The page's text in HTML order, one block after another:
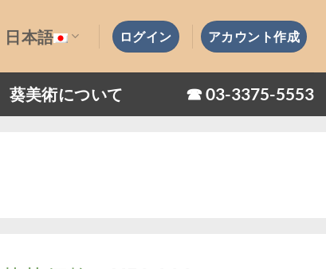
日本語 ログイン アカウント作成
葵美術について ☎︎ 03-3375-5553